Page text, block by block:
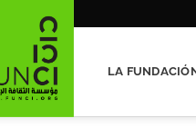
LA